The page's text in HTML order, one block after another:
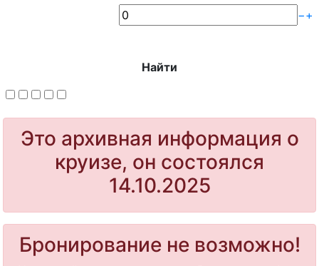
−+
Найти
Это архивная информация о
круизе, он состоялся
14.10.2025
Бронирование не возможно!